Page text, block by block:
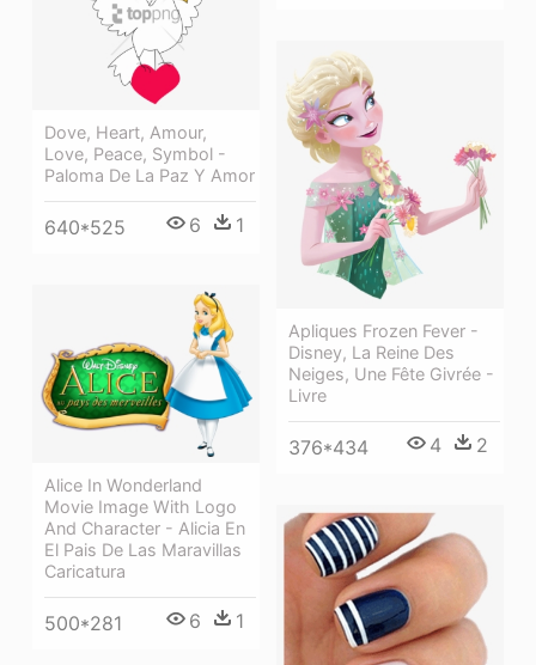
Dove, Heart, Amour,
Love, Peace, Symbol -
Paloma De La Paz Y Amor
640*525 6 1
Apliques Frozen Fever -
Disney, La Reine Des
Neiges, Une Fête Givrée -
Livre
376*434 4 2
Alice In Wonderland
Movie Image With Logo
And Character - Alicia En
El Pais De Las Maravillas
Caricatura
500*281 6 1